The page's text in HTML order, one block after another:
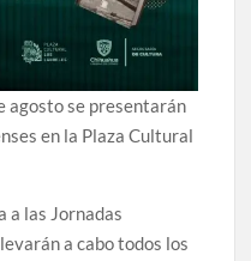
agosto se presentarán
en la Plaza Cultural
a las Jornadas
a cabo todos los